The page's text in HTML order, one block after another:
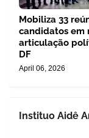
Mobiliza 33
candidatos em
articulação
DF
April 06, 2026
Instituo Aidê